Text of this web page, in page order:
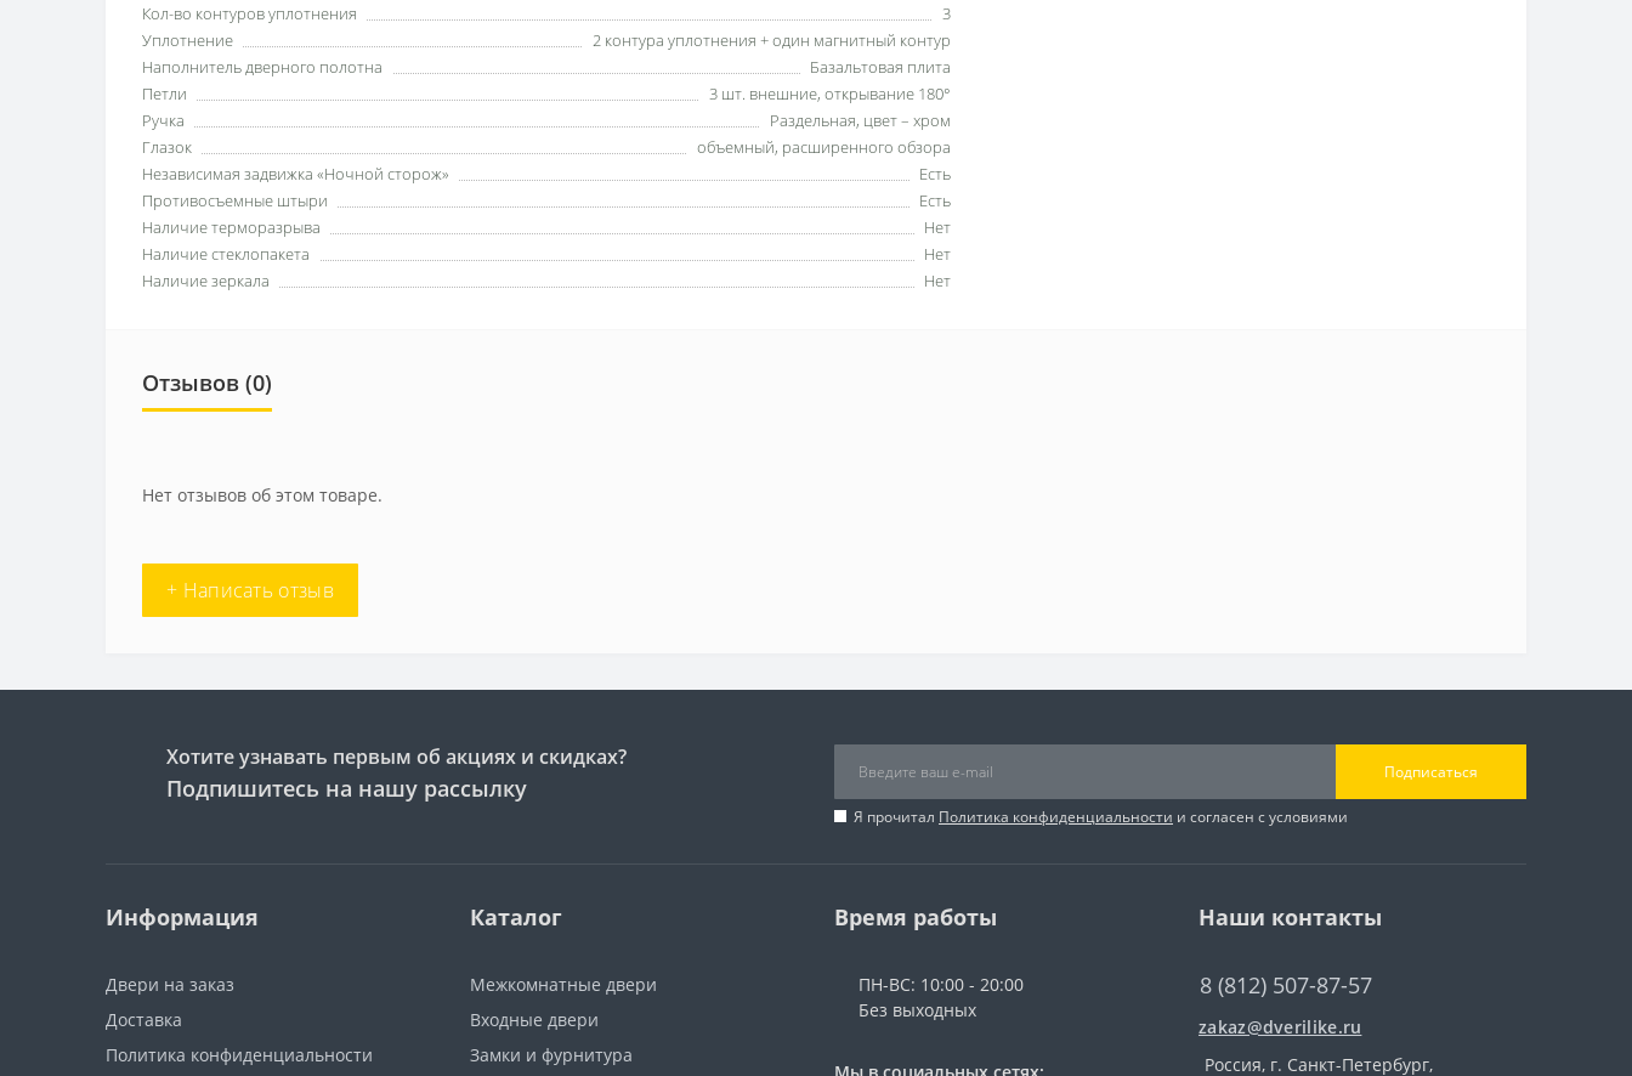
Кол-во контуров уплотнения
3
Уплотнение
2 контура уплотнения + один магнитный контур
Наполнитель дверного полотна
Базальтовая плита
Петли
3 шт. внешние, открывание 180°
Ручка
Раздельная, цвет – хром
Глазок
объемный, расширенного обзора
Независимая задвижка «Ночной сторож»
Есть
Противосъемные штыри
Есть
Наличие терморазрыва
Нет
Наличие стеклопакета
Нет
Наличие зеркала
Нет
Отзывов (0)
Нет отзывов об этом товаре.
+ Написать отзыв
Хотите узнавать первым об акциях и скидках?
Подпишитесь на нашу рассылку
Подписаться
Я прочитал Политика конфиденциальности и согласен с условиями
Информация
Двери на заказ
Доставка
Политика конфиденциальности
Каталог
Межкомнатные двери
Входные двери
Замки и фурнитура
Время работы
ПН-ВС: 10:00 - 20:00
Без выходных
Наши контакты
8 (812) 507-87-57
zakaz@dverilike.ru
Россия, г. Санкт-Петербург,